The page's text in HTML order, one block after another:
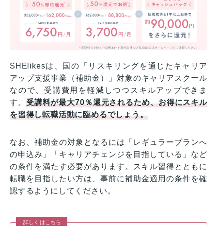
SHElikesは、国の「リスキリングを通じたキャリア
アップ支援事業（補助金）」対象のキャリアスクール
なので、受講費用を軽減しつつスキルアップできま
す。 受講料が最大70％還元されるため、お得にスキル
を習得し転職活動に臨めるでしょう。
なお、補助金の対象となるには「レギュラープランへ
の申込み」「キャリアチェンジを目指している」など
の条件を満たす必要があります。スキル習得とともに
転職を目指したい方は、事前に補助金適用の条件を確
認するようにしてください。
詳しくはこちら